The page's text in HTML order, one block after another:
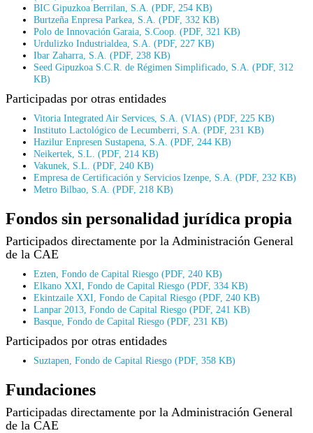
BIC Gipuzkoa Berrilan, S.A. (PDF, 254 KB)
Burtzeña Enpresa Parkea, S.A. (PDF, 332 KB)
Polo de Innovación Garaia, S.Coop. (PDF, 321 KB)
Urdulizko Industrialdea, S.A. (PDF, 227 KB)
Ibar Zaharra, S.A. (PDF, 238 KB)
Seed Gipuzkoa S.C.R. de Régimen Simplificado, S.A. (PDF, 312
KB)
Participadas por otras entidades
Vitoria Integrated Air Services, S.A. (VIAS) (PDF, 225 KB)
Instituto Lactológico de Lecumberri, S.A. (PDF, 231 KB)
Hazilur Enpresen Sustapena, S.A. (PDF, 244 KB)
Neikertek, S.L. (PDF, 214 KB)
Vakunek, S.L. (PDF, 240 KB)
Empresa de Certificación y Servicios Izenpe, S.A. (PDF, 232 KB)
Metro Bilbao, S.A. (PDF, 218 KB)
Fondos sin personalidad jurídica propia
Participados directamente por la Administración General
de la CAE
Ezten, Fondo de Capital Riesgo (PDF, 240 KB)
Elkano XXI, Fondo de Capital Riesgo (PDF, 334 KB)
Ekintzaile XXI, Fondo de Capital Riesgo (PDF, 240 KB)
Lanpar 2013, Fondo de Capital Riesgo (PDF, 241 KB)
Basque, Fondo de Capital Riesgo (PDF, 231 KB)
Participados por otras entidades
Suztapen, Fondo de Capital Riesgo (PDF, 358 KB)
Fundaciones
Participadas directamente por la Administración General
de la CAE